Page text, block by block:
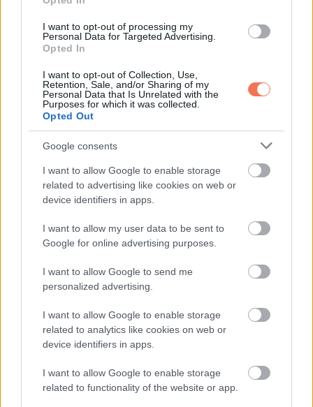
I want to opt-out of processing my
Personal Data for Targeted Advertising.
Opted In
I want to opt-out of Collection, Use,
Retention, Sale, and/or Sharing of my
Personal Data that Is Unrelated with the
Purposes for which it was collected.
Opted Out
Google consents
I want to allow Google to enable storage
related to advertising like cookies on web or
device identifiers in apps.
I want to allow my user data to be sent to
Google for online advertising purposes.
I want to allow Google to send me
personalized advertising.
I want to allow Google to enable storage
related to analytics like cookies on web or
device identifiers in apps.
I want to allow Google to enable storage
related to functionality of the website or app.
KÖVETKEZŐ POSZT
A válás után egy repedt telefonnal és
anyám régi nyakláncával léptem ki, ez volt
alig nézett rá, aztán megdermedt.
További bejegyzések